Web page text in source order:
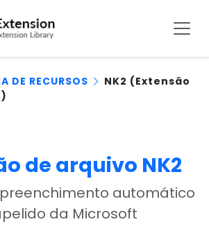
DE RECURSOS
NK2 (Extensão
de arquivo NK2
automático
da Microsoft